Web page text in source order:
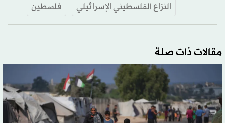
النزاع الفلسطيني الإسرائيلي
فلسطين
مقالات ذات صلة